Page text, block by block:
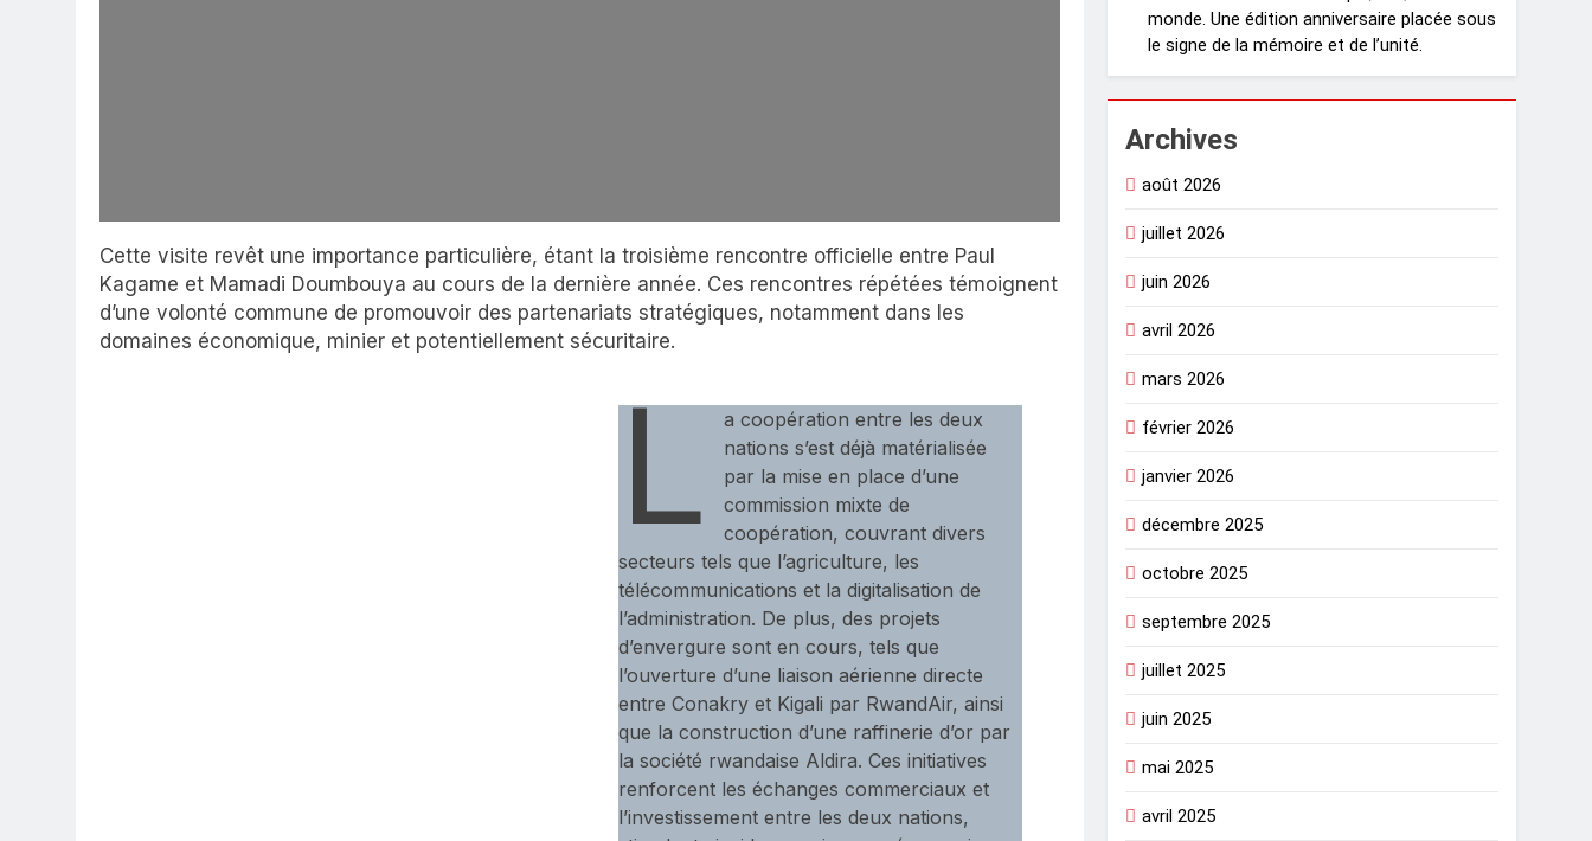
Cette visite revêt une importance particulière, étant la troisième rencontre officielle entre Paul
Kagame et Mamadi Doumbouya au cours de la dernière année. Ces rencontres répétées témoignent
d’une volonté commune de promouvoir des partenariats stratégiques, notamment dans les
domaines économique, minier et potentiellement sécuritaire.
L
a coopération entre les deux
nations s’est déjà matérialisée
par la mise en place d’une
commission mixte de
coopération, couvrant divers
secteurs tels que l’agriculture, les
télécommunications et la digitalisation de
l’administration. De plus, des projets
d’envergure sont en cours, tels que
l’ouverture d’une liaison aérienne directe
entre Conakry et Kigali par RwandAir, ainsi
que la construction d’une raffinerie d’or par
la société rwandaise Aldira. Ces initiatives
renforcent les échanges commerciaux et
l’investissement entre les deux nations,
monde. Une édition anniversaire placée sous
le signe de la mémoire et de l’unité.
Archives
août 2026
juillet 2026
juin 2026
avril 2026
mars 2026
février 2026
janvier 2026
décembre 2025
octobre 2025
septembre 2025
juillet 2025
juin 2025
mai 2025
avril 2025